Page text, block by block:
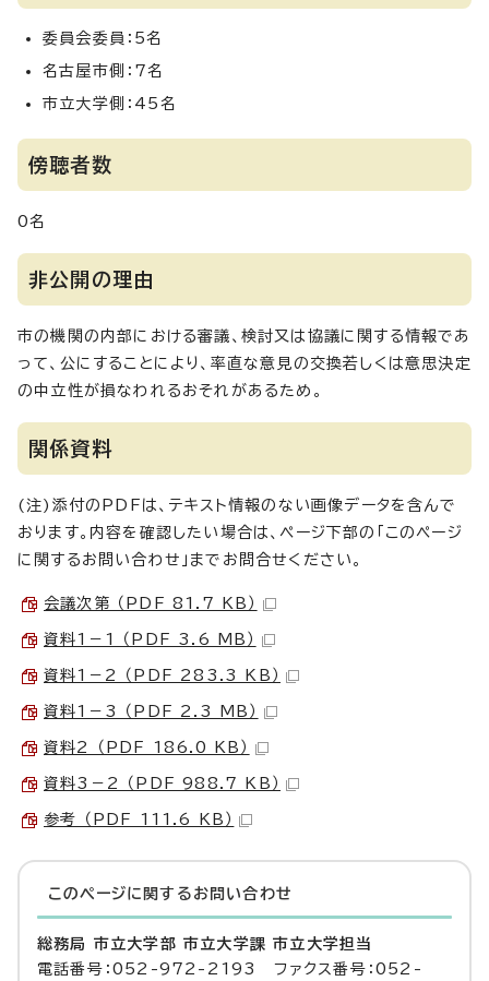
委員会委員：5名
名古屋市側：7名
市立大学側：45名
傍聴者数
0名
非公開の理由
市の機関の内部における審議、検討又は協議に関する情報であ
って、公にすることにより、率直な意見の交換若しくは意思決定
の中立性が損なわれるおそれがあるため。
関係資料
(注)添付のPDFは、テキスト情報のない画像データを含んで
おります。内容を確認したい場合は、ページ下部の「このページ
に関するお問い合わせ」までお問合せください。
会議次第 （PDF 81.7 KB）
資料1－1 （PDF 3.6 MB）
資料1－2 （PDF 283.3 KB）
資料1－3 （PDF 2.3 MB）
資料2 （PDF 186.0 KB）
資料3－2 （PDF 988.7 KB）
参考 （PDF 111.6 KB）
このページに関する お問い合わせ
総務局 市立大学部 市立大学課 市立大学担当
電話番号：052-972-2193 ファクス番号：052-